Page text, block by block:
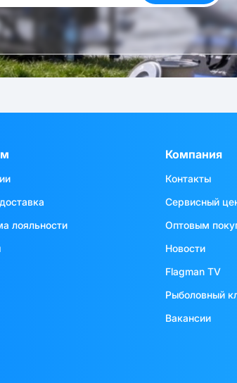
лояльности
Компания
Контакты
Сервисный
Оптовым
Новости
Flagman TV
Рыболовный
Вакансии